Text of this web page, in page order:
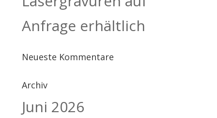
Anfrage erhältlich
Neueste Kommentare
Archiv
Juni 2026